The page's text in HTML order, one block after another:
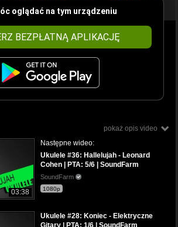
oglądać na tym urządzeniu
BEZPŁATNĄ APLIKACJĘ
pokaż opis video
03:38
Następne wideo:
Ukulele #36: Hallelujah - Leonard
Cohen | PTA: 5/6 | SoundFarm
SoundFarm
1080p
Ukulele #28: Koniec - Elektryczne
Gitary | PTA: 1/6 | SoundFarm